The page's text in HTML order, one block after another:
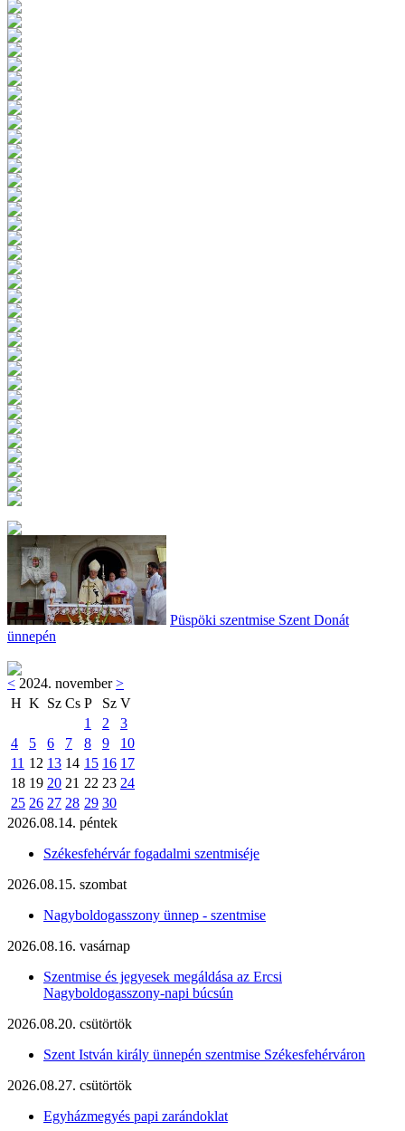
Püspöki szentmise Szent Donát
ünnepén
< 2024. november>
H K Sz Cs P Sz V
1
2
3
4
5 6 7 8 9
10
11 12 13 14 15 16 17
18 19 20 21 22 23 24
25 26 27 28 29 30
2026.08.14. péntek
Székesfehérvár fogadalmi szentmiséje
2026.08.15. szombat
Nagyboldogasszony ünnep - szentmise
2026.08.16. vasárnap
Szentmise és jegyesek megáldása az Ercsi
Nagyboldogasszony-napi búcsún
2026.08.20. csütörtök
Szent István király ünnepén szentmise Székesfehérváron
2026.08.27. csütörtök
Egyházmegyés papi zarándoklat